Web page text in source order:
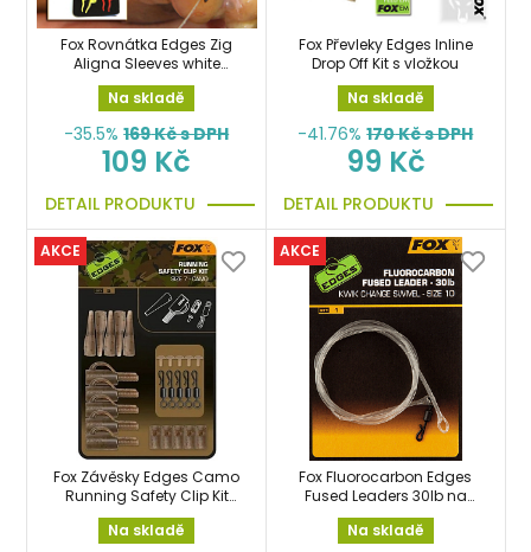
Fox Rovnátka Edges Zig
Aligna Sleeves white
sada
Na skladě
-35.5% 169Kč s DPH
109 Kč
DETAIL PRODUKTU
Fox Převleky Edges Inline
Drop Off Kit s vložkou
Na skladě
-41.76% 170Kč s DPH
99 Kč
DETAIL PRODUKTU
AKCE
Fox Závěsky Edges Camo
Running Safety Clip Kit
sada
Na skladě
AKCE
Fox Fluorocarbon Edges
Fused Leaders 30lb na
návazce s
rychloobratlíkem č.10
Na skladě